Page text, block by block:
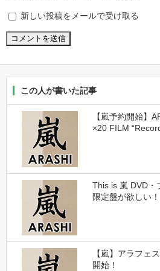
新しい投稿をメールで受け取る
この人が書いた記事
【嵐予約開始】
×20 FILM
This is 嵐 DVD・
限定盤が欲しい！
【嵐】アラフェ
開始！